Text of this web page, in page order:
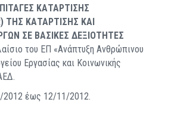
ΚΑΤΑΡΤΙΣΗΣ
ΤΗΣ ΚΑΤΑΡΤΙΣΗΣ ΚΑΙ
ΣΕ ΒΑΣΙΚΕΣ ΔΕΞΙΟΤΗΤΕΣ
του ΕΠ «Ανάπτυξη Ανθρώπινου
Εργασίας και Κοινωνικής
2012 έως 12/11/2012.